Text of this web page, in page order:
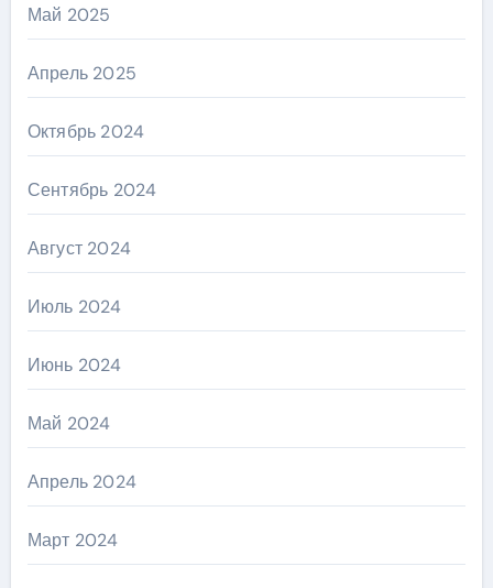
Май 2025
Апрель 2025
Октябрь 2024
Сентябрь 2024
Август 2024
Июль 2024
Июнь 2024
Май 2024
Апрель 2024
Март 2024